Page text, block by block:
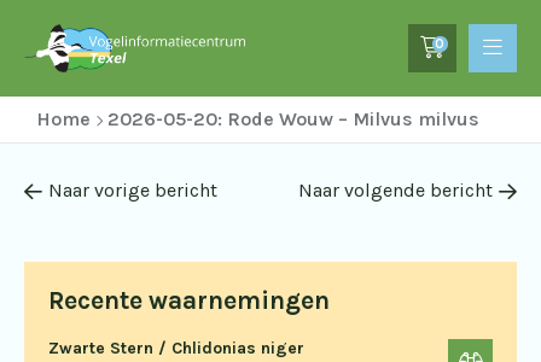
0
Home 2026-05-20: Rode Wouw – Milvus milvus
Recente waarnemingen
Zwarte Stern / Chlidonias niger
Naar vorige bericht Naar volgende bericht